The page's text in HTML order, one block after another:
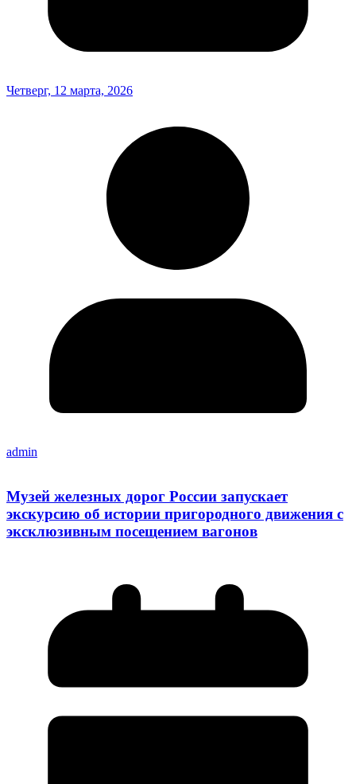
Четверг, 12 марта, 2026
admin
Музей железных дорог России запускает
экскурсию об истории пригородного движения с
эксклюзивным посещением вагонов